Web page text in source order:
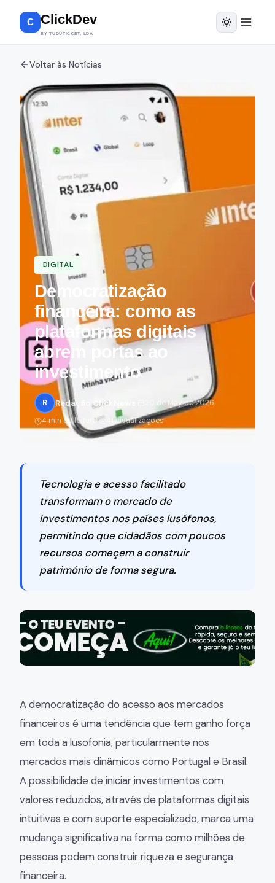
C ClickDev
BY TUDUTICKET, LDA
Voltar às Notícias
DIGITAL
Democratização
financeira: como as
plataformas digitais
abrem portas ao
investimento
R Redação ClickNews 20 de May de 2026·
4 min de leitura· 41 visualizações
Tecnologia e acesso facilitado
transformam o mercado de
investimentos nos países lusófonos,
permitindo que cidadãos com poucos
recursos começem a construir
património de forma segura.
A democratização do acesso aos mercados
financeiros é uma tendência que tem ganho força
em toda a lusofonia, particularmente nos
mercados mais dinâmicos como Portugal e Brasil.
A possibilidade de iniciar investimentos com
valores reduzidos, através de plataformas digitais
intuitivas e com suporte especializado, marca uma
mudança significativa na forma como milhões de
pessoas podem construir riqueza e segurança
financeira.